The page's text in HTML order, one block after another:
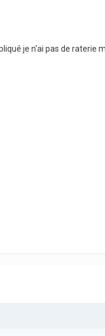
je n'ai pas de raterie